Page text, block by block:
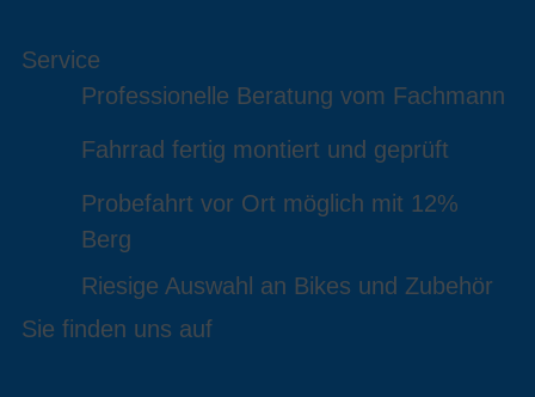
Service
Professionelle Beratung vom Fachmann
Fahrrad fertig montiert und geprüft
Probefahrt vor Ort möglich mit 12%
Berg
Riesige Auswahl an Bikes und Zubehör
Sie finden uns auf